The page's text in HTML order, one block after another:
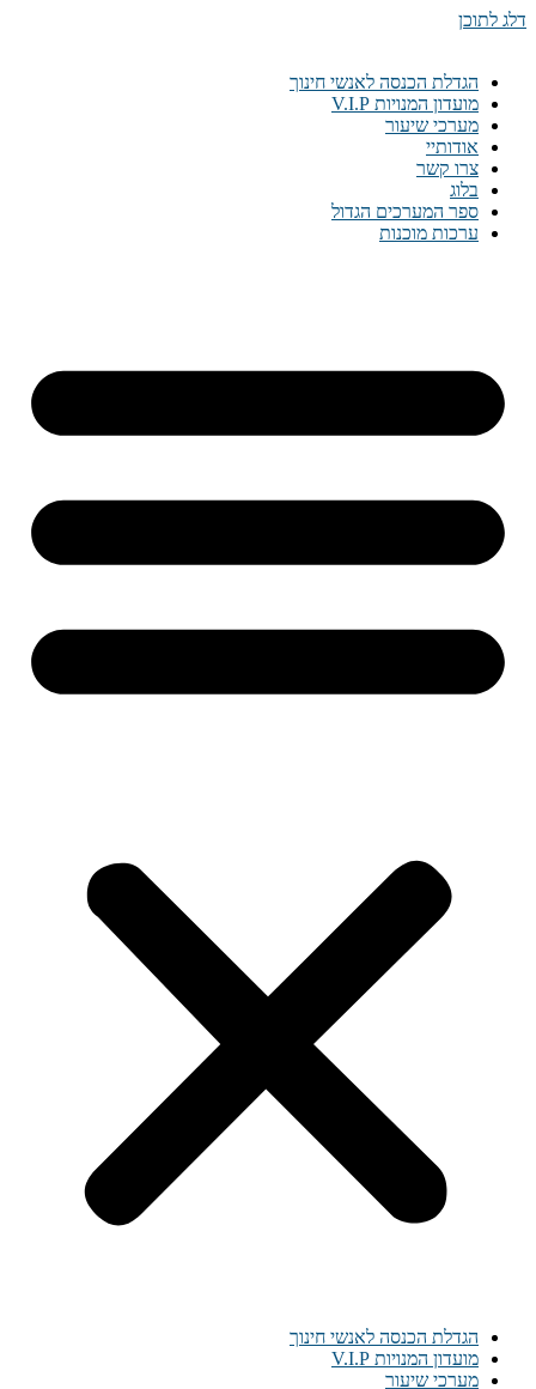
דלג לתוכן
הגדלת הכנסה לאנשי חינוך
מועדון המנויות V.I.P
מערכי שיעור
אודותיי
צרו קשר
בלוג
ספר המערכים הגדול
ערכות מוכנות
הגדלת הכנסה לאנשי חינוך
מועדון המנויות V.I.P
מערכי שיעור